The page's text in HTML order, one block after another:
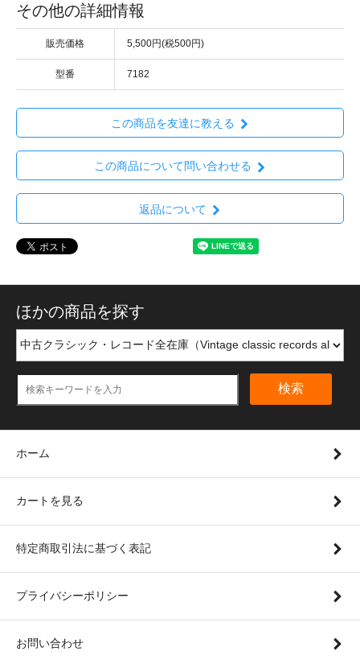
その他の詳細情報
販売価格 5,500円(税500円)
型番 7182
この商品を友達に教える
この商品について問い合わせる
返品について
ほかの商品を探す
検索
ホーム
カートを見る
特定商取引法に基づく表記
プライバシーポリシー
お問い合わせ